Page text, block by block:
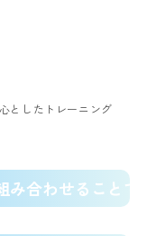
としたトレーニング
み合わせること